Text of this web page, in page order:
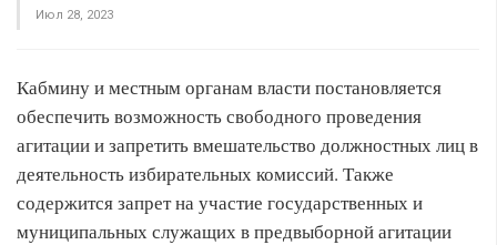
Июл 28, 2023
Кабмину и местным органам власти постановляется
обеспечить возможность свободного проведения
агитации и запретить вмешательство должностных лиц в
деятельность избирательных комиссий. Также
содержится запрет на участие государственных и
муниципальных служащих в предвыборной агитации